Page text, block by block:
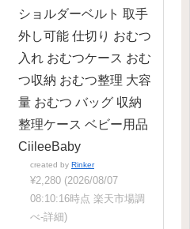
ショルダーベルト 取手
外し可能 仕切り おむつ
入れ おむつケース おむ
つ収納 おむつ整理 大容
量 おむつ バッグ 収納
整理ケース ベビー用品
CiileeBaby
created by Rinker
¥2,280 (2026/08/07
08:10:16時点 楽天市場調
べ-詳細)